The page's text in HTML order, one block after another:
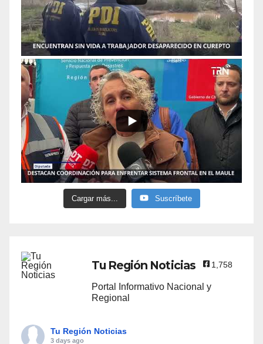
Cargar más... Suscríbete
Tu Región Noticias 1,758
Portal Informativo Nacional y
Regional
Tu Región Noticias
3 days ago